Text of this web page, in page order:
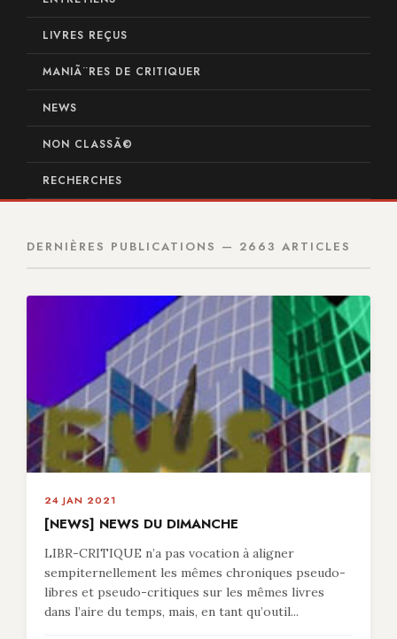
LIVRES REÇUS
MANIÃ¨RES DE CRITIQUER
NEWS
NON CLASSÃ©
RECHERCHES
DERNIÈRES PUBLICATIONS — 2663 ARTICLES
24 JAN 2021
[NEWS] NEWS DU DIMANCHE
LIBR-CRITIQUE n’a pas vocation à aligner
sempiternellement les mêmes chroniques pseudo-
libres et pseudo-critiques sur les mêmes livres
dans l’aire du temps, mais, en tant qu’outil...